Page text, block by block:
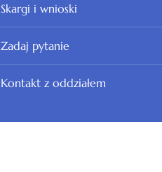
Skargi i wnioski
Zadaj pytanie
Kontakt z oddziałem